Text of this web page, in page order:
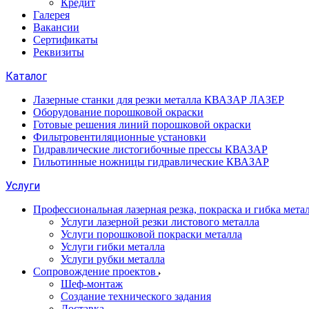
Кредит
Галерея
Вакансии
Сертификаты
Реквизиты
Каталог
Лазерные станки для резки металла КВАЗАР ЛАЗЕР
Оборудование порошковой окраски
Готовые решения линий порошковой окраски
Фильтровентиляционные установки
Гидравлические листогибочные прессы КВАЗАР
Гильотинные ножницы гидравлические КВАЗАР
Услуги
Профессиональная лазерная резка, покраска и гибка
Услуги лазерной резки листового металла
Услуги порошковой покраски металла
Услуги гибки металла
Услуги рубки металла
Сопровождение проектов
Шеф-монтаж
Создание технического задания